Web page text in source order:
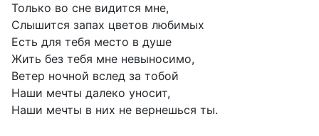
Только во сне видится мне,
Слышится запах цветов любимых
Есть для тебя место в душе
Жить без тебя мне невыносимо,
Ветер ночной вслед за тобой
Наши мечты далеко уносит,
Наши мечты в них не вернешься ты.